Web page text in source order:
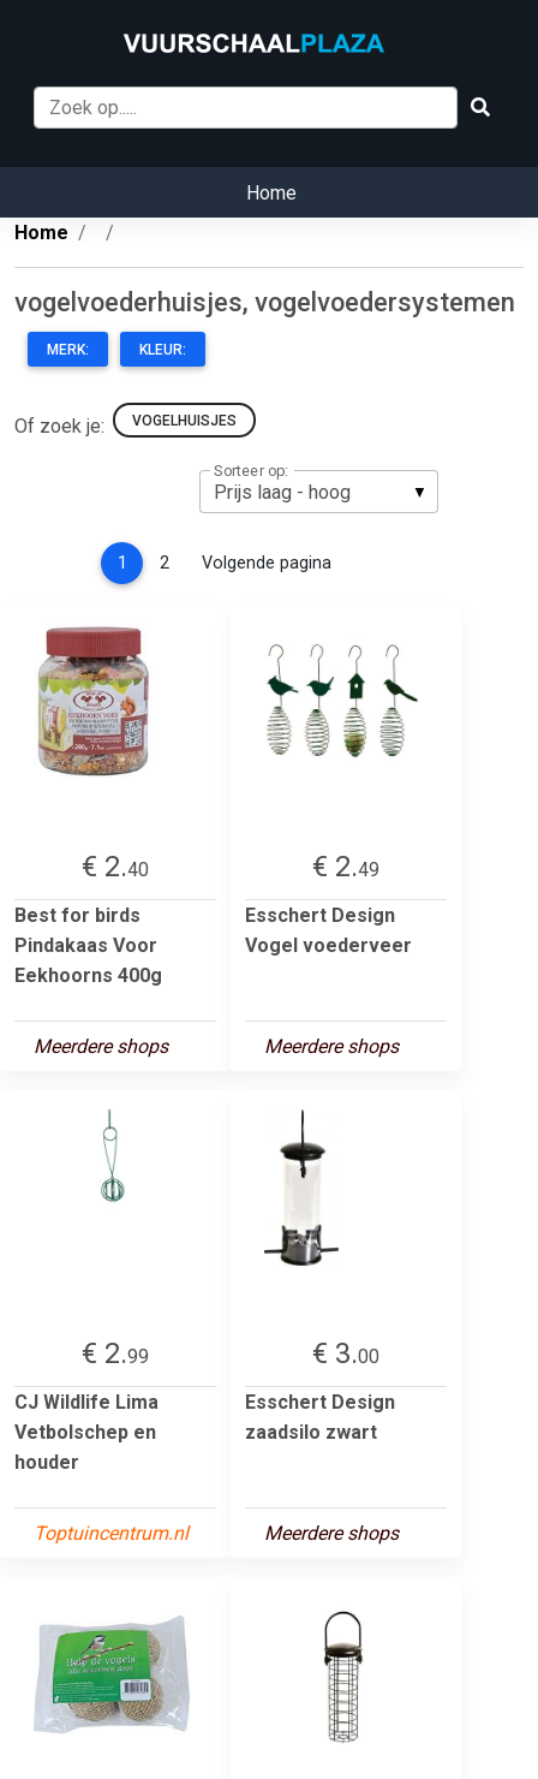
Home
Home
vogelvoederhuisjes, vogelvoedersystemen
MERK: KLEUR:
Of zoek je: VOGELHUISJES
Sorteer op:
1 (current)
2 Volgende pagina
€ 2.40
Best for birds
Pindakaas Voor
Eekhoorns 400g
Meerdere shops
€ 2.49
Esschert Design
Vogel voederveer
Meerdere shops
€ 2.99
CJ Wildlife Lima
Vetbolschep en
houder
Toptuincentrum.nl
€ 3.00
Esschert Design
zaadsilo zwart
Meerdere shops